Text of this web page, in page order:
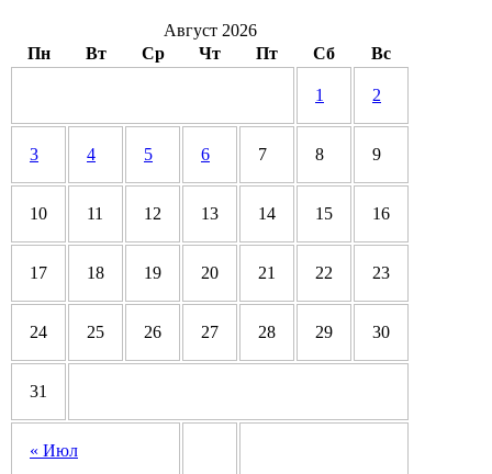
Август 2026
Пн
Вт Ср Чт Пт Сб Вс
« Июл
1 2
3 4 5 6 7 8 9
10 11 12 13 14 15 16
17 18 19 20 21 22 23
24 25 26 27 28 29 30
31